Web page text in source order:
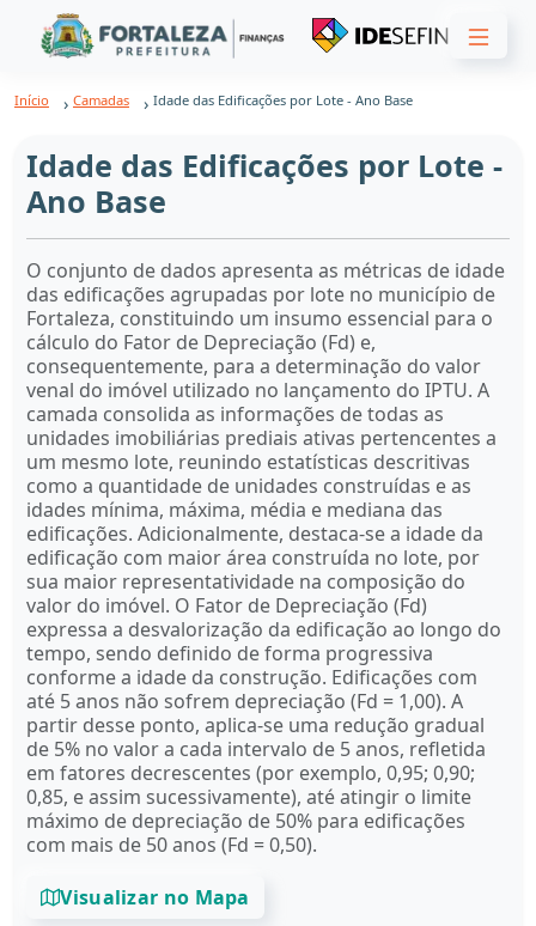
Início Camadas Idade das Edificações por Lote - Ano Base
Idade das Edificações por Lote -
Ano Base
O conjunto de dados apresenta as métricas de idade
das edificações agrupadas por lote no município de
Fortaleza, constituindo um insumo essencial para o
cálculo do Fator de Depreciação (Fd) e,
consequentemente, para a determinação do valor
venal do imóvel utilizado no lançamento do IPTU. A
camada consolida as informações de todas as
unidades imobiliárias prediais ativas pertencentes a
um mesmo lote, reunindo estatísticas descritivas
como a quantidade de unidades construídas e as
idades mínima, máxima, média e mediana das
edificações. Adicionalmente, destaca-se a idade da
edificação com maior área construída no lote, por
sua maior representatividade na composição do
valor do imóvel. O Fator de Depreciação (Fd)
expressa a desvalorização da edificação ao longo do
tempo, sendo definido de forma progressiva
conforme a idade da construção. Edificações com
até 5 anos não sofrem depreciação (Fd = 1,00). A
partir desse ponto, aplica-se uma redução gradual
de 5% no valor a cada intervalo de 5 anos, refletida
em fatores decrescentes (por exemplo, 0,95; 0,90;
0,85, e assim sucessivamente), até atingir o limite
máximo de depreciação de 50% para edificações
com mais de 50 anos (Fd = 0,50).
Visualizar no Mapa